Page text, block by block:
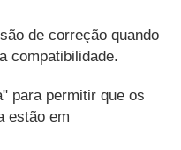
de correção quando
compatibilidade.
para permitir que os
estão em